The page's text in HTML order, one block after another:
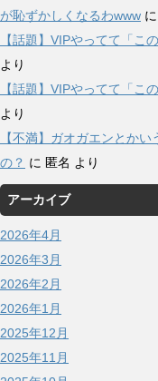
が恥ずかしくなるわwww に
【話題】VIPやってて「こ
より
【話題】VIPやってて「こ
より
【不満】ガオガエンとか
の？ に 匿名 より
アーカイブ
2026年4月
2026年3月
2026年2月
2026年1月
2025年12月
2025年11月